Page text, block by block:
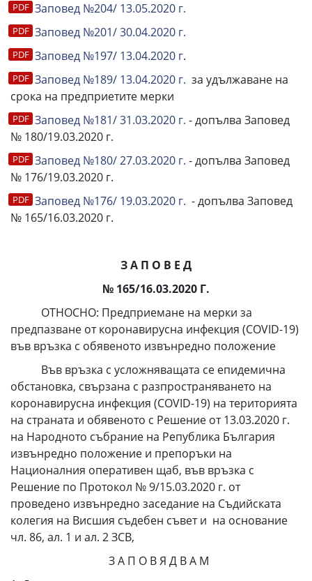
Заповед №204/ 13.05.2020 г.
Заповед №201/ 30.04.2020 г.
Заповед №197/ 13.04.2020 г.
Заповед №189/ 13.04.2020 г. за удължаване на
срока на предприетите мерки
Заповед №181/ 31.03.2020 г. - допълва Заповед
№ 180/19.03.2020 г.
Заповед №180/ 27.03.2020 г. - допълва Заповед
№ 176/19.03.2020 г.
Заповед №176/ 19.03.2020 г. - допълва Заповед
№ 165/16.03.2020 г.
З А П О В Е Д
№ 165/16.03.2020 Г.
ОТНОСНО: Предприемане на мерки за
предпазване от коронавирусна инфекция (COVID-19)
във връзка с обявеното извънредно положение
Във връзка с усложняващата се епидемична
обстановка, свързана с разпространяването на
коронавирусна инфекция (COVID-19) на територията
на страната и обявеното с Решение от 13.03.2020 г.
на Народното събрание на Република България
извънредно положение и препоръки на
Националния оперативен щаб, във връзка с
Решение по Протокол № 9/15.03.2020 г. от
проведено извънредно заседание на Съдийската
колегия на Висшия съдебен съвет и на основание
чл. 86, ал. 1 и ал. 2 ЗСВ,
З А П О В Я Д В А М